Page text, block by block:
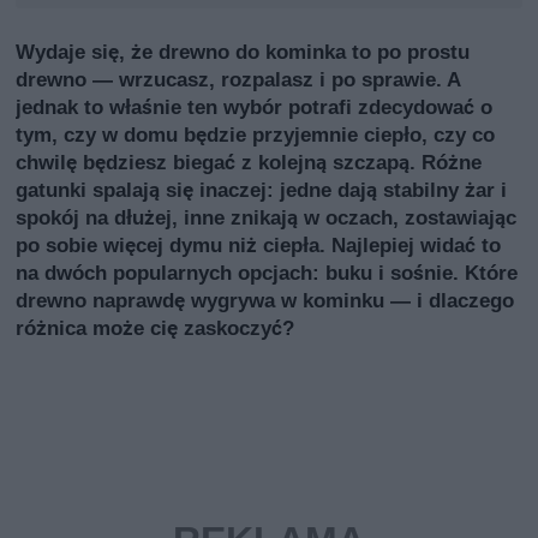
Wydaje się, że drewno do kominka to po prostu
drewno — wrzucasz, rozpalasz i po sprawie. A
jednak to właśnie ten wybór potrafi zdecydować o
tym, czy w domu będzie przyjemnie ciepło, czy co
chwilę będziesz biegać z kolejną szczapą. Różne
gatunki spalają się inaczej: jedne dają stabilny żar i
spokój na dłużej, inne znikają w oczach, zostawiając
po sobie więcej dymu niż ciepła. Najlepiej widać to
na dwóch popularnych opcjach: buku i sośnie. Które
drewno naprawdę wygrywa w kominku — i dlaczego
różnica może cię zaskoczyć?